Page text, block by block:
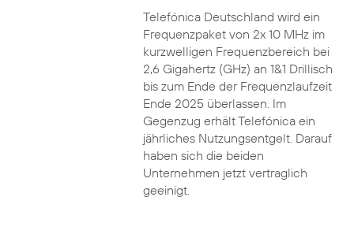
Telefónica Deutschland wird ein
Frequenzpaket von 2x 10 MHz im
kurzwelligen Frequenzbereich bei
2,6 Gigahertz (GHz) an 1&1 Drillisch
bis zum Ende der Frequenzlaufzeit
Ende 2025 überlassen. Im
Gegenzug erhält Telefónica ein
jährliches Nutzungsentgelt. Darauf
haben sich die beiden
Unternehmen jetzt vertraglich
geeinigt.